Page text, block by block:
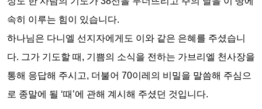
속히 이루는 힘이 있습니다.
하나님은 다니엘 선지자에게도 이와 같은 은혜를 주셨습니
다. 그가 기도할 때 , 기쁨의 소식을 전하는 가브리엘 천사장을
통해 응답해 주시고, 더불어 70이레의 비밀을 말씀해 주심으
로 종말에 될 ‘때 ’에 관해 계시해 주셨던 것입니다.